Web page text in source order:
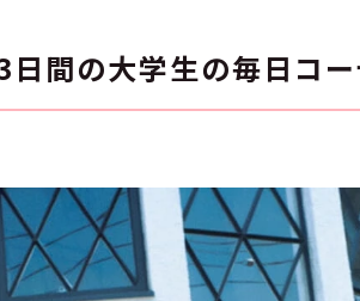
日間の大学生の毎日コ